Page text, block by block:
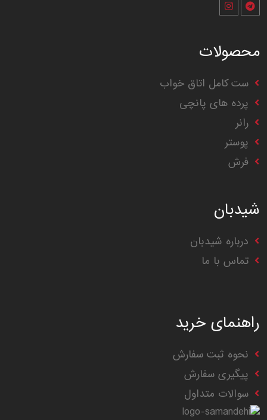
محصولات
ست کامل اتاق خواب
پرده های پانچی
رانر
پوستر
فرش
شیدبان
درباره شیدبان
تماس با ما
راهنمای خرید
نحوه ثبت سفارش
پیگیری سفارش
سوالات متداول